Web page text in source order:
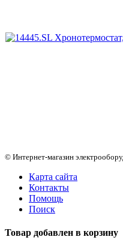
© Интернет-магазин
Карта сайта
Контакты
Помощь
Поиск
Товар добавлен в корзину